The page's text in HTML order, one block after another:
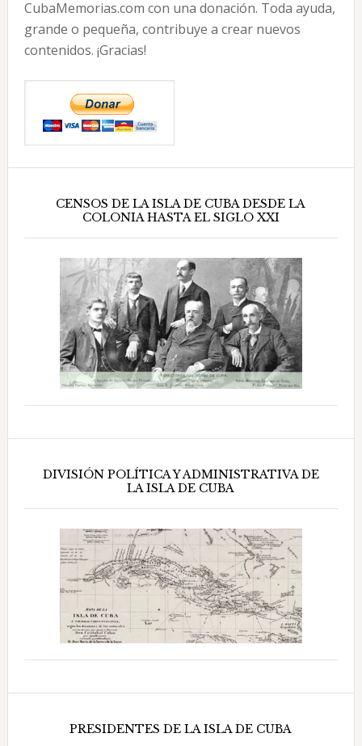
CubaMemorias.com con una donación. Toda ayuda,
grande o pequeña, contribuye a crear nuevos
contenidos. ¡Gracias!
CENSOS DE LA ISLA DE CUBA DESDE LA
COLONIA HASTA EL SIGLO XXI
DIVISIÓN POLÍTICA Y ADMINISTRATIVA DE
LA ISLA DE CUBA
PRESIDENTES DE LA ISLA DE CUBA